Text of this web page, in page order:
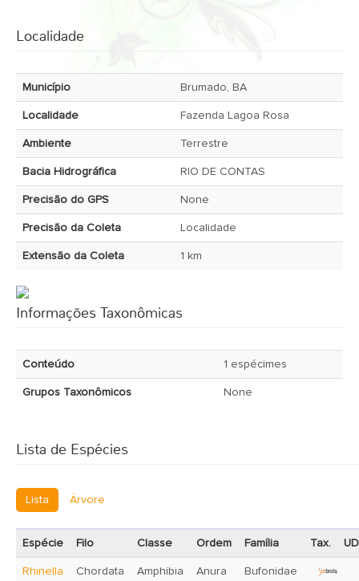
Localidade
Município Brumado, BA
Localidade Fazenda Lagoa Rosa
Ambiente Terrestre
Bacia Hidrográfica RIO DE CONTAS
Precisão do GPS None
Precisão da Coleta Localidade
Extensão da Coleta 1 km
Informações Taxonômicas
Conteúdo 1 espécimes
Grupos Taxonômicos None
Lista de Espécies
Lista Árvore
Espécie Filo Classe Ordem Família Tax. UD
Rhinella
Chordata Amphibia Anura Bufonidae